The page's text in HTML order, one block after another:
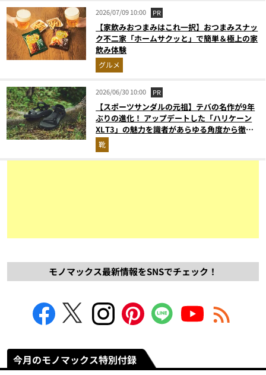
2026/07/09 10:00 PR
【家飲みおつまみはこれ一択】おつまみスナッ
ク不二家「ホームサクッと」で簡単＆極上の家
飲み体験
グルメ
2026/06/30 10:00 PR
【スポーツサンダルの元祖】テバの名作が9年
ぶりの進化！ アップデートした「ハリケーン
XLT3」の魅力を識者があらゆる角度から徹底
解説！
靴
モノマックス最新情報をSNSでチェック！
今月のモノマックス特別付録